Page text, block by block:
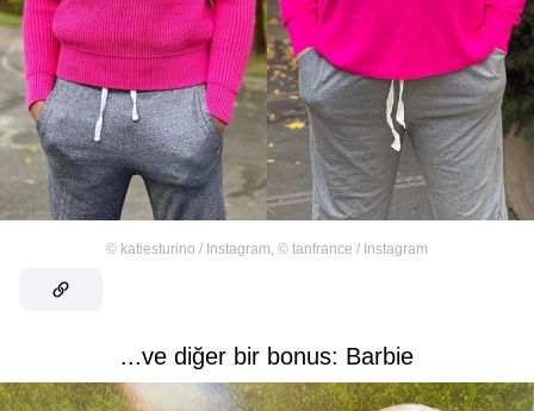
© katiesturino / Instagram © tanfrance / Instagram
...ve diğer bir bonus: Barbie